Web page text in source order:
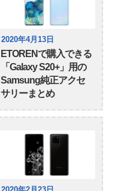
2020年4月13日
ETORENで購入できる
「Galaxy S20+」用の
Samsung純正アクセ
サリーまとめ